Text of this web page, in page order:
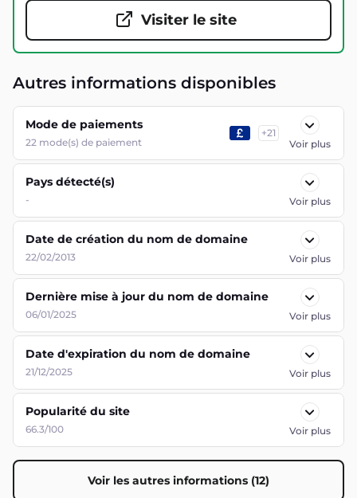
Visiter le site
Autres informations disponibles
Mode de paiements
22 mode(s) de paiement
+21
Voir plus
Pays détecté(s)
- Voir plus
Date de création du nom de domaine
22/02/2013 Voir plus
Dernière mise à jour du nom de domaine
06/01/2025 Voir plus
Date d'expiration du nom de domaine
21/12/2025 Voir plus
Popularité du site
66.3/100 Voir plus
Voir les autres informations (12)